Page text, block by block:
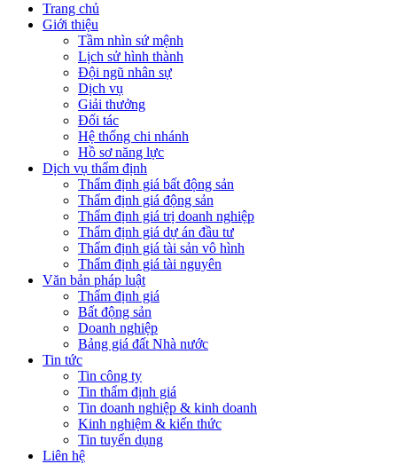
Trang chủ
Giới thiệu
Tầm nhìn sứ mệnh
Lịch sử hình thành
Đội ngũ nhân sự
Dịch vụ
Giải thưởng
Đối tác
Hệ thống chi nhánh
Hồ sơ năng lực
Dịch vụ thẩm định
Thẩm định giá bất động sản
Thẩm định giá động sản
Thẩm định giá trị doanh nghiệp
Thẩm định giá dự án đầu tư
Thẩm định giá tài sản vô hình
Thẩm định giá tài nguyên
Văn bản pháp luật
Thẩm định giá
Bất động sản
Doanh nghiệp
Bảng giá đất Nhà nước
Tin tức
Tin công ty
Tin thẩm định giá
Tin doanh nghiệp & kinh doanh
Kinh nghiệm & kiến thức
Tin tuyển dụng
Liên hệ